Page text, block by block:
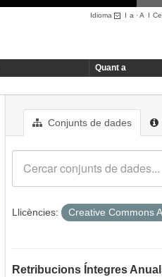
Idioma I a ·A I
Quant a
Conjunts de dades
Llicències: Creative Commons
Retribucions Íntegres